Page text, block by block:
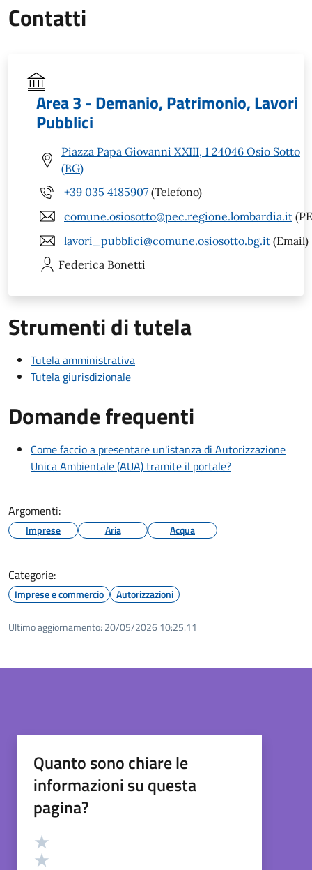
Contatti
Area 3 - Demanio, Patrimonio, Lavori
Pubblici
Piazza Papa Giovanni XXIII, 1 24046 Osio Sotto
(BG)
+39 035 4185907 (Telefono)
comune.osiosotto@pec.regione.lombardia.it
lavori_pubblici@comune.osiosotto.bg.it (Email)
Federica Bonetti
Strumenti di tutela
Tutela amministrativa
Tutela giurisdizionale
Domande frequenti
Come faccio a presentare un'istanza di Autorizzazione
Unica Ambientale (AUA) tramite il portale?
Argomenti:
Imprese Aria Acqua
Categorie:
Imprese e commercio Autorizzazioni
Ultimo aggiornamento: 20/05/2026 10:25.11
Quanto sono chiare le
informazioni su questa
pagina?
Valutazione